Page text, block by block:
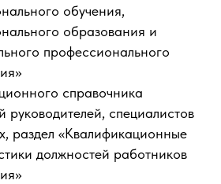
обучения,
образования и
профессионального
справочника
руководителей, специалистов
раздел «Квалификационные
должностей работников